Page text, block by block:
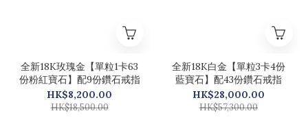
全新18K玫瑰金【單粒1卡63
份粉紅寶石】配9份鑽石戒指
HK$8,200.00
HK$18,500.00
全新18K白金【單粒3卡4份
藍寶石】配43份鑽石戒指
HK$28,000.00
HK$57,300.00